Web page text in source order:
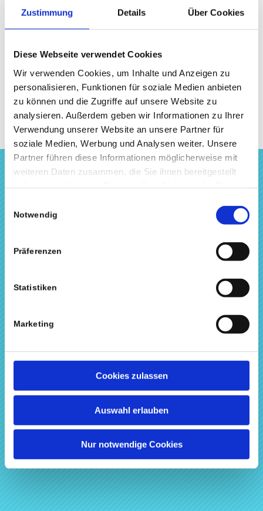
Zustimmung Details Über Cookies
Diese Webseite verwendet Cookies
Wir verwenden Cookies, um Inhalte und Anzeigen zu
personalisieren, Funktionen für soziale Medien anbieten
zu können und die Zugriffe auf unsere Website zu
analysieren. Außerdem geben wir Informationen zu Ihrer
Verwendung unserer Website an unsere Partner für
soziale Medien, Werbung und Analysen weiter. Unsere
Partner führen diese Informationen möglicherweise mit
weiteren Daten zusammen, die Sie ihnen bereitgestellt
Notwendig
Präferenzen
Statistiken
Marketing
Cookies zulassen
Auswahl erlauben
Nur notwendige Cookies
Dienstleistungen rund um die professionelle Podcast-
WEITERLESEN
INTERESSE LINKS
Podcast-Label
Podcast-Verzeichnis
Kontakt
UNSERE LEISTUNGEN
Interne Podcast Produktion